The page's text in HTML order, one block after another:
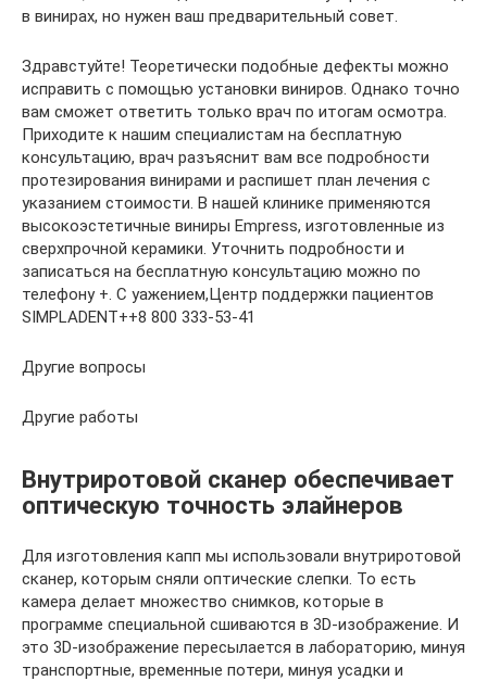
в винирах, но нужен ваш предварительный совет.
Здравстуйте! Теоретически подобные дефекты можно
исправить с помощью установки виниров. Однако точно
вам сможет ответить только врач по итогам осмотра.
Приходите к нашим специалистам на бесплатную
консультацию, врач разъяснит вам все подробности
протезирования винирами и распишет план лечения с
указанием стоимости. В нашей клинике применяются
высокоэстетичные виниры Empress, изготовленные из
сверхпрочной керамики. Уточнить подробности и
записаться на бесплатную консультацию можно по
телефону +. С уажением,Центр поддержки пациентов
SIMPLADENT++8 800 333-53-41
Другие вопросы
Другие работы
Внутриротовой сканер обеспечивает
оптическую точность элайнеров
Для изготовления капп мы использовали внутриротовой
сканер, которым сняли оптические слепки. То есть
камера делает множество снимков, которые в
программе специальной сшиваются в 3D-изображение. И
это 3D-изображение пересылается в лабораторию, минуя
транспортные, временные потери, минуя усадки и